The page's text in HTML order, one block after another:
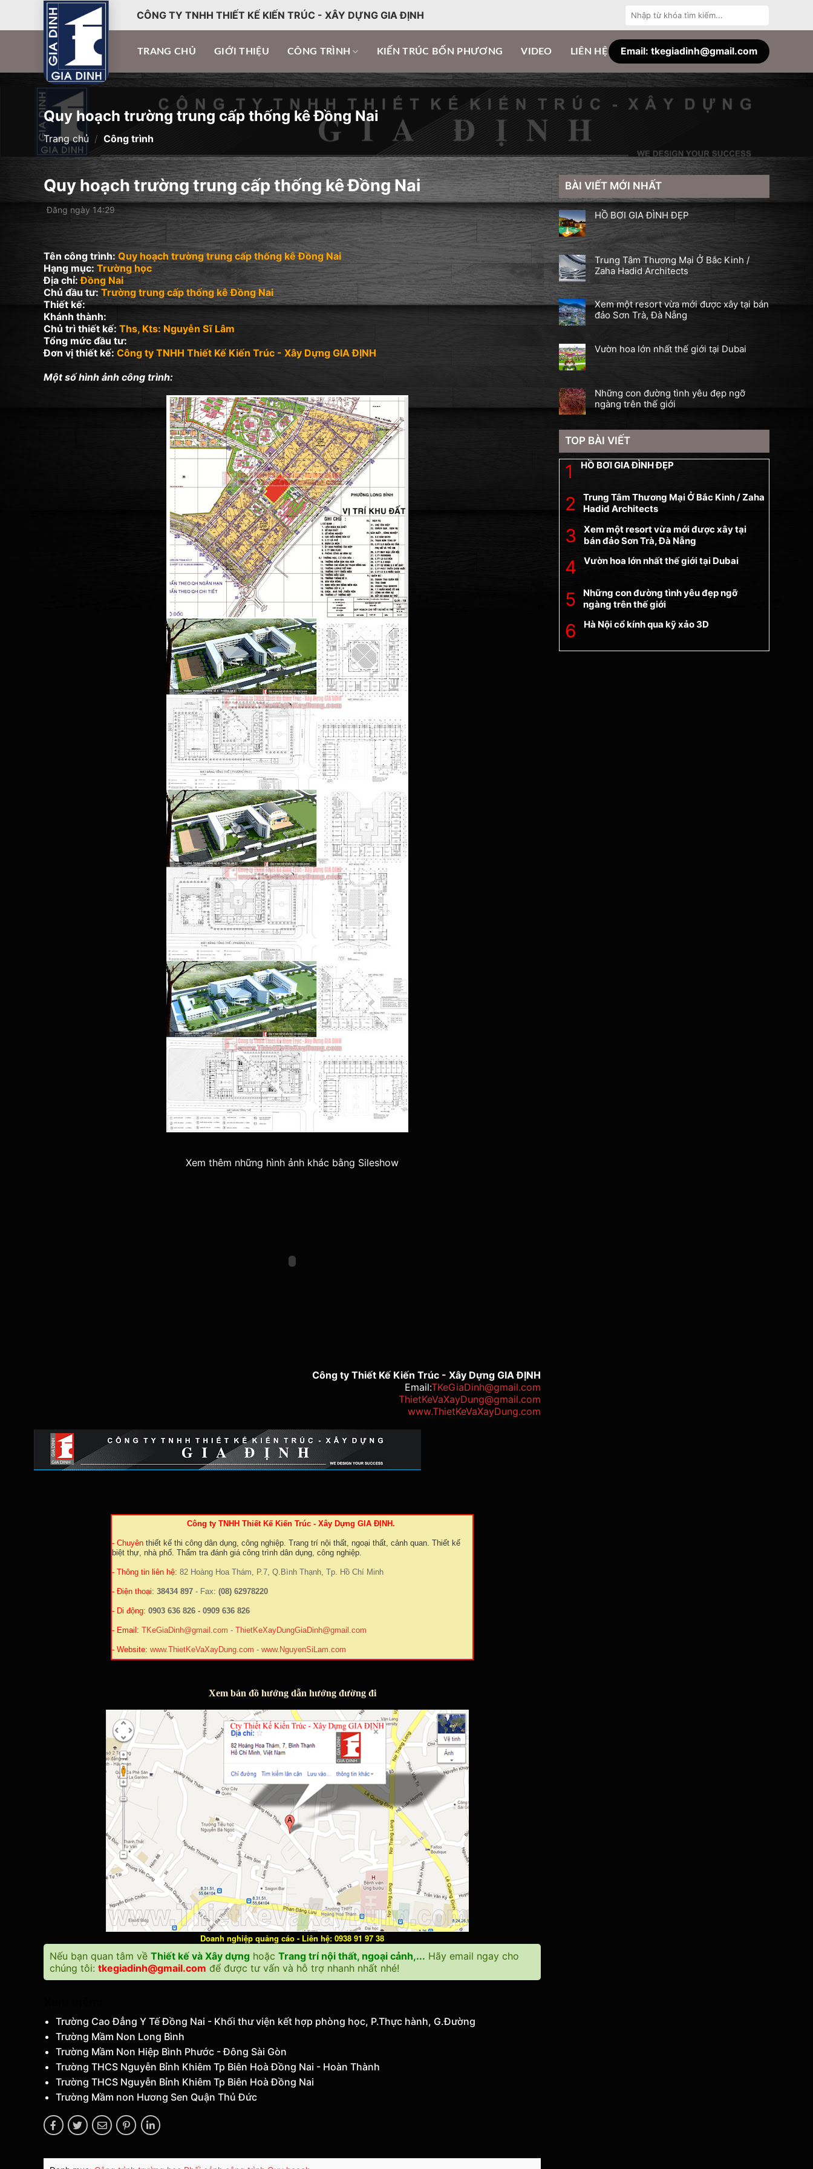
CÔNG TY TNHH THIẾT KẾ KIẾN TRÚC - XÂY DỰNG GIA ĐỊNH
kiếm:
TRANG CHỦ GIỚI THIỆU CÔNG TRÌNH KIẾN TRÚC BỐN PHƯƠNG VIDEO LIÊN HỆ Email: tkegiadinh@gmail.com
Quy hoạch trường trung cấp thống kê Đồng Nai
Trang chủ / Công trình
Quy hoạch trường trung cấp thống kê Đồng Nai
Đăng ngày 14:29
Tên công trình:Quy hoạch trường trung cấp thống kê Đồng Nai
Hạng mục: Trường học
Địa chỉ:Đồng Nai
Chủ đầu tư:Trường trung cấp thống kê Đồng Nai
Thiết kế:
Khánh thành:
Chủ trì thiết kế: Ths, Kts: Nguyễn Sĩ Lâm
Tổng mức đầu tư:
Đơn vị thiết kế: Công ty TNHH Thiết Kế Kiến Trúc - Xây Dựng GIA ĐỊNH
Một số hình ảnh công trình:
Xem thêm những hình ảnh khác bằng Sileshow
Công ty Thiết Kế Kiến Trúc - Xây Dựng GIA ĐỊNH
Email:TKeGiaDinh@gmail.com
ThietKeVaXayDung@gmail.com
www.ThietKeVaXayDung.com
Công ty TNHH Thiết Kế Kiến Trúc - Xây Dựng GIA ĐỊNH.
- Chuyên thiết kế thi công dân dụng, công nghiệp. Trang trí nội thất, ngoại thất, cảnh quan. Thiết kế
biệt thự, nhà phố. Thẩm tra đánh giá công trình dân dụng, công nghiệp.
- Thông tin liên hệ: 82 Hoàng Hoa Thám, P.7, Q.Bình Thạnh, Tp. Hồ Chí Minh
- Điện thoại: 38434 897 - Fax: (08) 62978220
- Di động: 0903 636 826 - 0909 636 826
- Email: TKeGiaDinh@gmail.com - ThietKeXayDungGiaDinh@gmail.com
- Website: www.ThietKeVaXayDung.com - www.NguyenSiLam.com
Xem bản đồ hướng dẫn hướng đường đi
Doanh nghiệp quảng cáo - Liên hệ: 0938 91 97 38
Nếu bạn quan tâm về Thiết kế và Xây dựng hoặc Trang trí nội thất, ngoại cảnh,... Hãy email ngay cho
chúng tôi: tkegiadinh@gmail.com để được tư vấn và hỗ trợ nhanh nhất nhé!
Trường Cao Đẳng Y Tế Đồng Nai - Khối thư viện kết hợp phòng học, P.Thực hành, G.Đường
Trường Mầm Non Long Bình
Trường Mầm Non Hiệp Bình Phước - Đông Sài Gòn
Trường THCS Nguyễn Bỉnh Khiêm Tp Biên Hoà Đồng Nai - Hoàn Thành
Trường THCS Nguyễn Bỉnh Khiêm Tp Biên Hoà Đồng Nai
Trường Mầm non Hương Sen Quận Thủ Đức
BÀI VIẾT MỚI NHẤT
HỒ BƠI GIA ĐÌNH ĐẸP
Trung Tâm Thương Mại Ở Bắc Kinh /
Zaha Hadid Architects
Xem một resort vừa mới được xây tại bán
đảo Sơn Trà, Đà Nẵng
Vườn hoa lớn nhất thế giới tại Dubai
Những con đường tình yêu đẹp ngỡ
ngàng trên thế giới
TOP BÀI VIẾT
HỒ BƠI GIA ĐÌNH ĐẸP
Trung Tâm Thương Mại Ở Bắc Kinh / Zaha
Hadid Architects
Xem một resort vừa mới được xây tại
bán đảo Sơn Trà, Đà Nẵng
Vườn hoa lớn nhất thế giới tại Dubai
Những con đường tình yêu đẹp ngỡ
ngàng trên thế giới
Hà Nội cổ kính qua kỹ xảo 3D